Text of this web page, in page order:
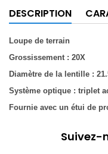
DESCRIPTION
Loupe de terrain
Grossissement : 20X
Diamètre de la lentille :
Système optique : triplet
Fournie avec un étui de
Suivez-